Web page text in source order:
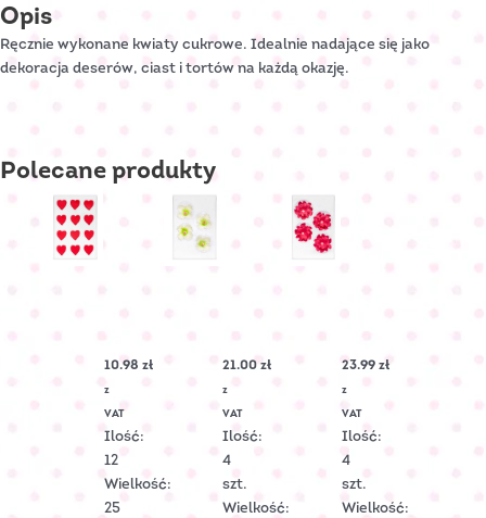
Opis
Ręcznie wykonane kwiaty cukrowe. Idealnie nadające się jako
dekoracja deserów, ciast i tortów na każdą okazję.
Polecane produkty
Art.:
C-
10.98 zł
z
VAT
Ilość:
12
Wielkość:
25
Nr
Art.:
21.00zł
z
VAT
Ilość:
4
szt.
Wielkość:
Nr
Art.:
23.99zł
z
VAT
Ilość:
4
szt.
Wielkość: